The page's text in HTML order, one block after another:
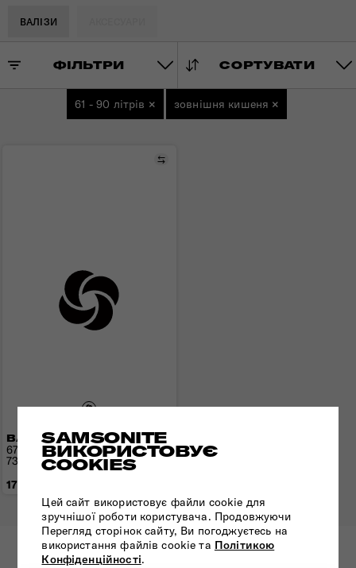
SAMSONITE
ВИКОРИСТОВУЄ
COOKIES
Цей сайт використовує файли cookie для
зручнішої роботи користувача. Продовжуючи
Перегляд сторінок сайту, Ви погоджуєтесь на
використання файлів cookie та Політикою
Конфіденційності.
ВАЛІЗИ
ФІЛЬТРИ СОРТУВАТИ
61 - 90 літрів × зовнішня кишеня ×
ВАЛІЗА 67 СМ AIREA
Порівняти
67x43x26(30) см | 2,4 кг |
73,5(81,5) л
17 040 грн